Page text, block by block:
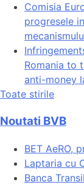
Comisia
progresele
Romania to
anti-money
Toate stirile
Noutati BVB
BET AeRO,
Laptaria cu
Banca